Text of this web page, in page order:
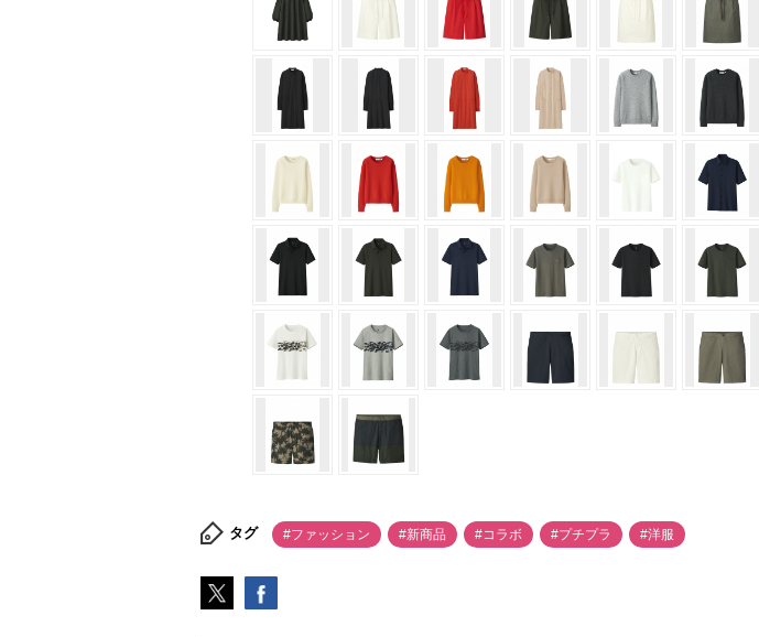
タグ #ファッション #新商品 #コラボ #プチプラ #洋服